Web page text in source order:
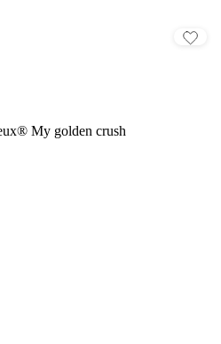
My golden crush